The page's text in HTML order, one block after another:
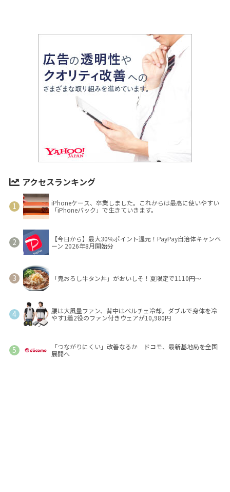
アクセスランキング
iPhoneケース、卒業しました。これからは最高に使いやすい
「iPhoneバック」で生きていきます。
【今日から】最大30％ポイント還元！PayPay自治体キャンペ
ーン 2026年8月開始分
「鬼おろし牛タン丼」がおいしそ！夏限定で1110円～
腰は大風量ファン、背中はペルチェ冷却。ダブルで身体を冷
やす1着2役のファン付きウェアが10,980円
「つながりにくい」改善なるか ドコモ、最新基地局を全国
展開へ